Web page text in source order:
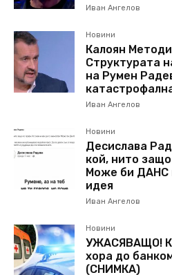
Иван Ангелов
Новини
Калоян
Структурата
на Румен
Иван Ангелов
Новини
Десислава
кой, нито
Може би ДАНС
идея
Иван Ангелов
Новини
УЖАСЯВАЩО!
хора до
(СНИМКА)